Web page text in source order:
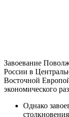
Завоевание
России в
Восточной
экономического
Однако